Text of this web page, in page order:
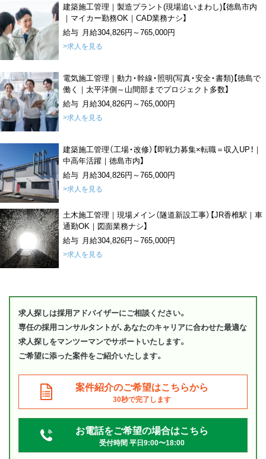
建築施工管理｜製造プラント(現場追いまわし)【徳島市内
｜マイカー勤務OK｜CAD業務ナシ】
給与 月給304,826円～765,000円
>求人を見る
電気施工管理｜動力・幹線・照明(写真・安全・書類)【徳島で
働く｜太平洋側～山間部までプロジェクト多数】
給与 月給304,826円～765,000円
>求人を見る
建築施工管理（工場・改修）【即戦力募集×転職＝収入UP！｜
中高年活躍｜徳島市内】
給与 月給304,826円～765,000円
>求人を見る
土木施工管理｜現場メイン（隧道新設工事）【JR香椎駅｜車
通勤OK｜図面業務ナシ】
給与 月給304,826円～765,000円
>求人を見る
求人探しは採用アドバイザーにご相談ください。
専任の採用コンサルタントが、あなたのキャリアに合わせた最適な
求人探しをマンツーマンでサポートいたします。
ご希望に添った案件をご紹介いたします。
案件紹介のご希望はこちらから
30秒で完了します
お電話をご希望の場合はこちら
受付時間 平日9:00〜18:00